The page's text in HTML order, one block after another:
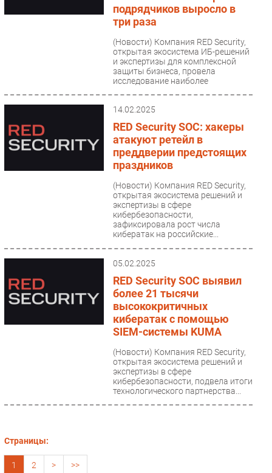
подрядчиков выросло в
три раза
(Новости) Компания RED Security,
открытая экосистема ИБ-решений
и экспертизы для комплексной
защиты бизнеса, провела
исследование наиболее
14.02.2025
RED Security SOC: хакеры
атакуют ретейл в
преддверии предстоящих
праздников
(Новости) Компания RED Security,
открытая экосистема решений и
экспертизы в сфере
кибербезопасности,
зафиксировала рост числа
кибератак на российские...
05.02.2025
RED Security SOC выявил
более 21 тысячи
высококритичных
кибератак с помощью
SIEM-системы KUMA
(Новости) Компания RED Security,
открытая экосистема решений и
экспертизы в сфере
кибербезопасности, подвела итоги
технологического партнерства...
Страницы:
1 2 > >>